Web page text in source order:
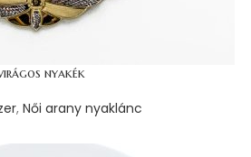
nyakék
, Női arany nyaklánc